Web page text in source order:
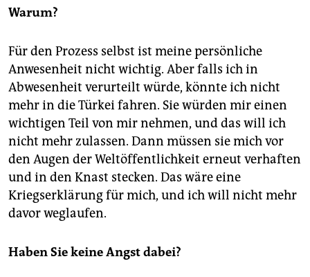
Warum?
Für den Prozess selbst ist meine persönliche
Anwesenheit nicht wichtig. Aber falls ich in
Abwesenheit verurteilt würde, könnte ich nicht
mehr in die Türkei fahren. Sie würden mir einen
wichtigen Teil von mir nehmen, und das will ich
nicht mehr zulassen. Dann müssen sie mich vor
den Augen der Weltöffentlichkeit erneut verhaften
und in den Knast stecken. Das wäre eine
Kriegserklärung für mich, und ich will nicht mehr
davor weglaufen.
Haben Sie keine Angst dabei?